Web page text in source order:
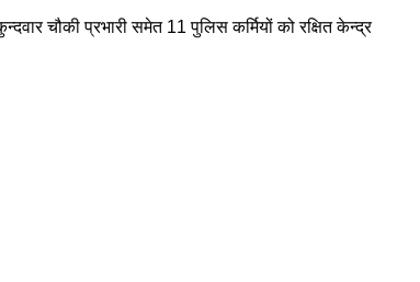
चौकी प्रभारी समेत 11 पुलिस कर्मियों को रक्षित केन्द्र